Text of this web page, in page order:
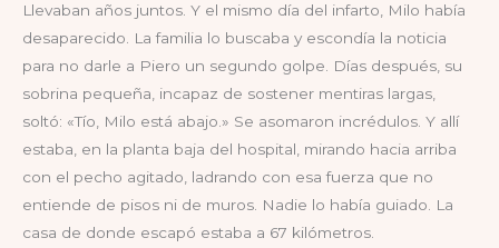
Llevaban años juntos. Y el mismo día del infarto, Milo había
desaparecido. La familia lo buscaba y escondía la noticia
para no darle a Piero un segundo golpe. Días después, su
sobrina pequeña, incapaz de sostener mentiras largas,
soltó: «Tío, Milo está abajo.» Se asomaron incrédulos. Y allí
estaba, en la planta baja del hospital, mirando hacia arriba
con el pecho agitado, ladrando con esa fuerza que no
entiende de pisos ni de muros. Nadie lo había guiado. La
casa de donde escapó estaba a 67 kilómetros.